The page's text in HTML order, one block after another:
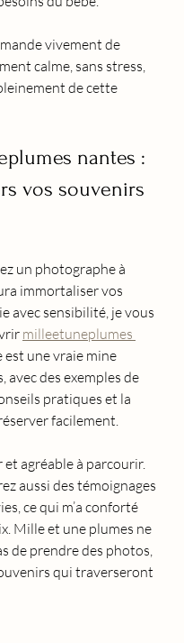
vivement de
calme, sans stress,
de cette
nantes :
vos souvenirs
un photographe à
immortaliser vos
avec sensibilité, je vous
milleetuneplumes
est une vraie mine
avec des exemples de
pratiques et la
facilement.
et agréable à parcourir.
aussi des témoignages
ce qui m’a conforté
Mille et une plumes ne
de prendre des photos,
qui traverseront